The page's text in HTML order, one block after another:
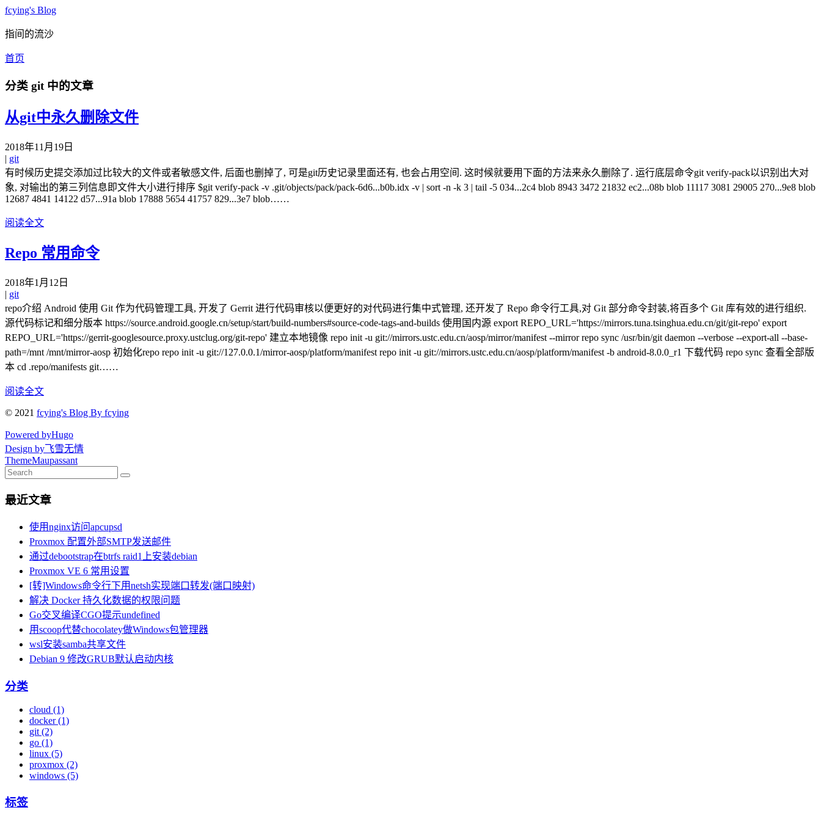
fcying's Blog
指间的流沙
首页
分类 git 中的文章
从git中永久删除文件
2018年11月19日
| git
有时候历史提交添加过比较大的文件或者敏感文件, 后面也删掉了, 可是git历史记录里面还有, 也会占用空间. 这时候就要用下面的方法来永久删除了. 运行底层命令git verify-pack以识别出大对
象, 对输出的第三列信息即文件大小进行排序 $git verify-pack -v .git/objects/pack/pack-6d6...b0b.idx -v | sort -n -k 3 | tail -5 034...2c4 blob 8943 3472 21832 ec2...08b blob 11117 3081 29005 270...9e8 blob
12687 4841 14122 d57...91a blob 17888 5654 41757 829...3e7 blob……
阅读全文
Repo 常用命令
2018年1月12日
| git
repo介绍 Android 使用 Git 作为代码管理工具, 开发了 Gerrit 进行代码审核以便更好的对代码进行集中式管理, 还开发了 Repo 命令行工具,对 Git 部分命令封装,将百多个 Git 库有效的进行组织.
源代码标记和细分版本 https://source.android.google.cn/setup/start/build-numbers#source-code-tags-and-builds 使用国内源 export REPO_URL='https://mirrors.tuna.tsinghua.edu.cn/git/git-repo' export
REPO_URL='https://gerrit-googlesource.proxy.ustclug.org/git-repo' 建立本地镜像 repo init -u git://mirrors.ustc.edu.cn/aosp/mirror/manifest --mirror repo sync /usr/bin/git daemon --verbose --export-all --base-
path=/mnt /mnt/mirror-aosp 初始化repo repo init -u git://127.0.0.1/mirror-aosp/platform/manifest repo init -u git://mirrors.ustc.edu.cn/aosp/platform/manifest -b android-8.0.0_r1 下载代码 repo sync 查看全部版
本 cd .repo/manifests git……
阅读全文
© 2021 fcying's Blog By fcying
Powered byHugo
Design by飞雪无情
ThemeMaupassant
最近文章
使用nginx访问apcupsd
Proxmox 配置外部SMTP发送邮件
通过debootstrap在btrfs raid1上安装debian
Proxmox VE 6 常用设置
[转]Windows命令行下用netsh实现端口转发(端口映射)
解决 Docker 持久化数据的权限问题
Go交叉编译CGO提示undefined
用scoop代替chocolatey做Windows包管理器
wsl安装samba共享文件
Debian 9 修改GRUB默认启动内核
分类
cloud (1)
docker (1)
git (2)
go (1)
linux (5)
proxmox (2)
windows (5)
标签